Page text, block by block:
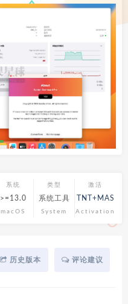
系统
>=13.0
macOS
类型
系统工具
System
激活
TNT+MAS
Activation
历史版本 评论建议